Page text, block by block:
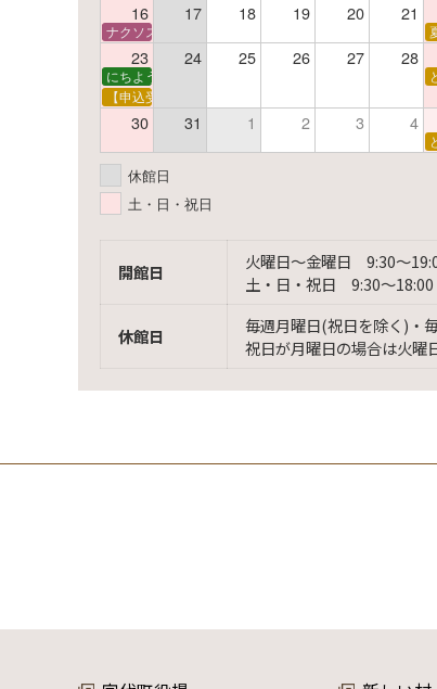
16 17 18 19 20 21
ナクソス音楽会 第5回 NHK交響楽団創立100年
23 24 25 26 27 28
にちようえほん
【申込受付中】ゆうべのこわ～いおはなし会
30 31 1 2 3 4
休館日
土・日・祝日
開館日
火曜日〜金曜日 9:30〜
土・日・祝日 9:30〜18:00
休館日
毎週月曜日(祝日を除く)・
祝日が月曜日の場合は火曜